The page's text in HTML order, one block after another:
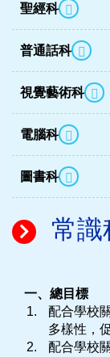
聖經科
普通話科
視覺藝術科
電腦科
圖書科
常識
一、總目標
配合學校
多樣性，
配合學校